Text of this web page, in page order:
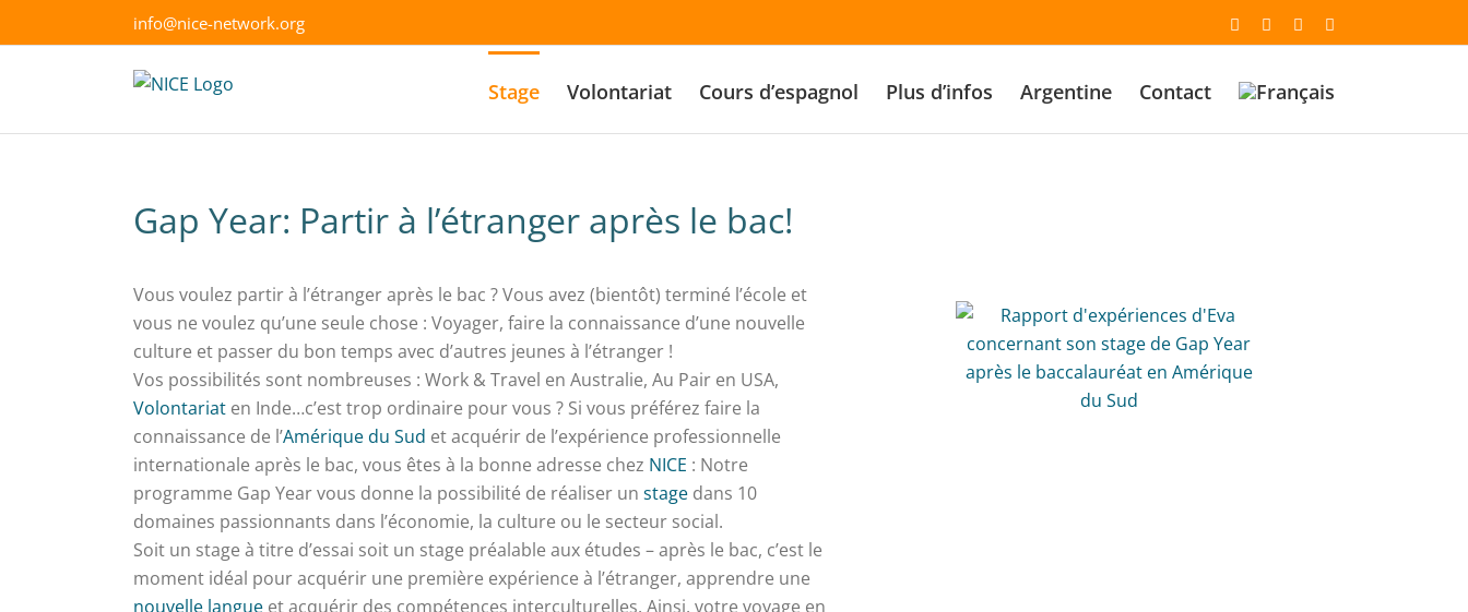
to
info@nice-network.org Email FacebookYouTube
Stage Volontariat Cours d’espagnol Plus d’infos Argentine Contact
Gap Year: Partir à l’étranger après le bac!
Vous voulez partir à l’étranger après le bac ? Vous avez (bientôt) terminé l’école et
vous ne voulez qu’une seule chose : Voyager, faire la connaissance d’une nouvelle
culture et passer du bon temps avec d’autres jeunes à l’étranger !
Vos possibilités sont nombreuses : Work & Travel en Australie, Au Pair en USA,
Volontariat en Inde…c’est trop ordinaire pour vous ? Si vous préférez faire la
connaissance de l’Amérique du Sud et acquérir de l’expérience professionnelle
internationale après le bac, vous êtes à la bonne adresse chez NICE : Notre
programme Gap Year vous donne la possibilité de réaliser un stage dans 10
domaines passionnants dans l’économie, la culture ou le secteur social.
Soit un stage à titre d’essai soit un stage préalable aux études – après le bac, c’est le
moment idéal pour acquérir une première expérience à l’étranger, apprendre une
nouvelle langue et acquérir des compétences interculturelles. Ainsi, votre voyage en